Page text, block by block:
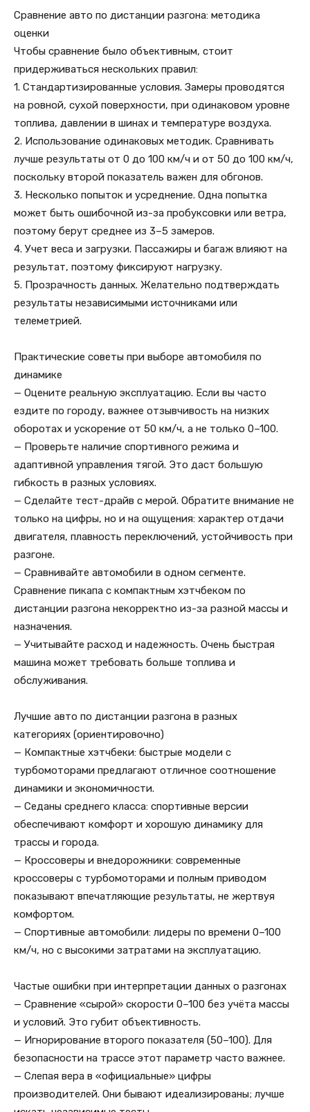
Сравнение авто по дистанции разгона: методика
оценки
Чтобы сравнение было объективным, стоит
придерживаться нескольких правил:
1. Стандартизированные условия. Замеры проводятся
на ровной, сухой поверхности, при одинаковом уровне
топлива, давлении в шинах и температуре воздуха.
2. Использование одинаковых методик. Сравнивать
лучше результаты от 0 до 100 км/ч и от 50 до 100 км/ч,
поскольку второй показатель важен для обгонов.
3. Несколько попыток и усреднение. Одна попытка
может быть ошибочной из-за пробуксовки или ветра,
поэтому берут среднее из 3–5 замеров.
4. Учет веса и загрузки. Пассажиры и багаж влияют на
результат, поэтому фиксируют нагрузку.
5. Прозрачность данных. Желательно подтверждать
результаты независимыми источниками или
телеметрией.
Практические советы при выборе автомобиля по
динамике
— Оцените реальную эксплуатацию. Если вы часто
ездите по городу, важнее отзывчивость на низких
оборотах и ускорение от 50 км/ч, а не только 0–100.
— Проверьте наличие спортивного режима и
адаптивной управления тягой. Это даст большую
гибкость в разных условиях.
— Сделайте тест-драйв с мерой. Обратите внимание не
только на цифры, но и на ощущения: характер отдачи
двигателя, плавность переключений, устойчивость при
разгоне.
— Сравнивайте автомобили в одном сегменте.
Сравнение пикапа с компактным хэтчбеком по
дистанции разгона некорректно из-за разной массы и
назначения.
— Учитывайте расход и надежность. Очень быстрая
машина может требовать больше топлива и
обслуживания.
Лучшие авто по дистанции разгона в разных
категориях (ориентировочно)
— Компактные хэтчбеки: быстрые модели с
турбомоторами предлагают отличное соотношение
динамики и экономичности.
— Седаны среднего класса: спортивные версии
обеспечивают комфорт и хорошую динамику для
трассы и города.
— Кроссоверы и внедорожники: современные
кроссоверы с турбомоторами и полным приводом
показывают впечатляющие результаты, не жертвуя
комфортом.
— Спортивные автомобили: лидеры по времени 0–100
км/ч, но с высокими затратами на эксплуатацию.
Частые ошибки при интерпретации данных о разгонах
— Сравнение «сырой» скорости 0–100 без учёта массы
и условий. Это губит объективность.
— Игнорирование второго показателя (50–100). Для
безопасности на трассе этот параметр часто важнее.
— Слепая вера в «официальные» цифры
производителей. Они бывают идеализированы; лучше